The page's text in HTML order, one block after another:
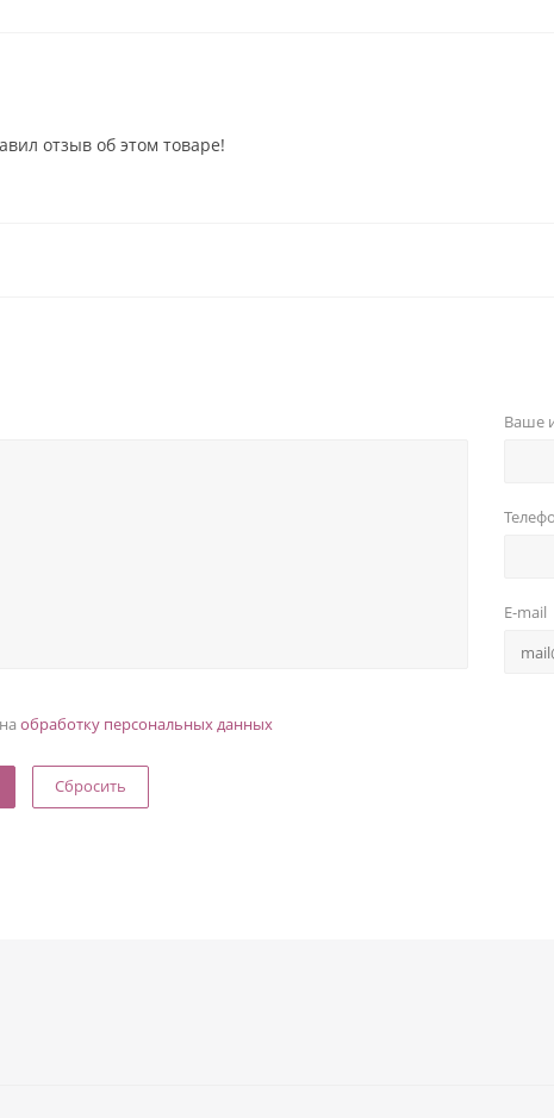
отзыв об этом товаре!
Ваше
E-mail
обработку персональных данных
Сбросить